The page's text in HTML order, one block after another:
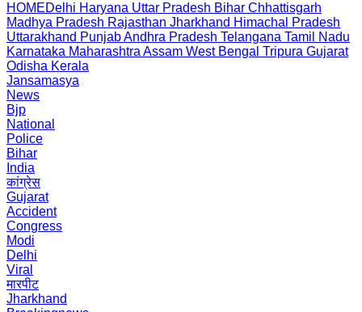
HOMEDelhi Haryana Uttar Pradesh Bihar Chhattisgarh
Madhya Pradesh Rajasthan Jharkhand Himachal Pradesh
Uttarakhand PunjabAndhra Pradesh Telangana Tamil Nadu
Karnataka Maharashtra Assam West Bengal Tripura Gujarat
Odisha Kerala
Jansamasya
News
Bjp
National
Police
Bihar
India
कांग्रेस
Gujarat
Accident
Congress
Modi
Delhi
Viral
मारपीट
Jharkhand